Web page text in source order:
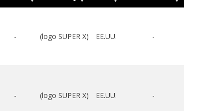
- (logo SUPER X) EE.UU. -
- (logo SUPER X) EE.UU. -